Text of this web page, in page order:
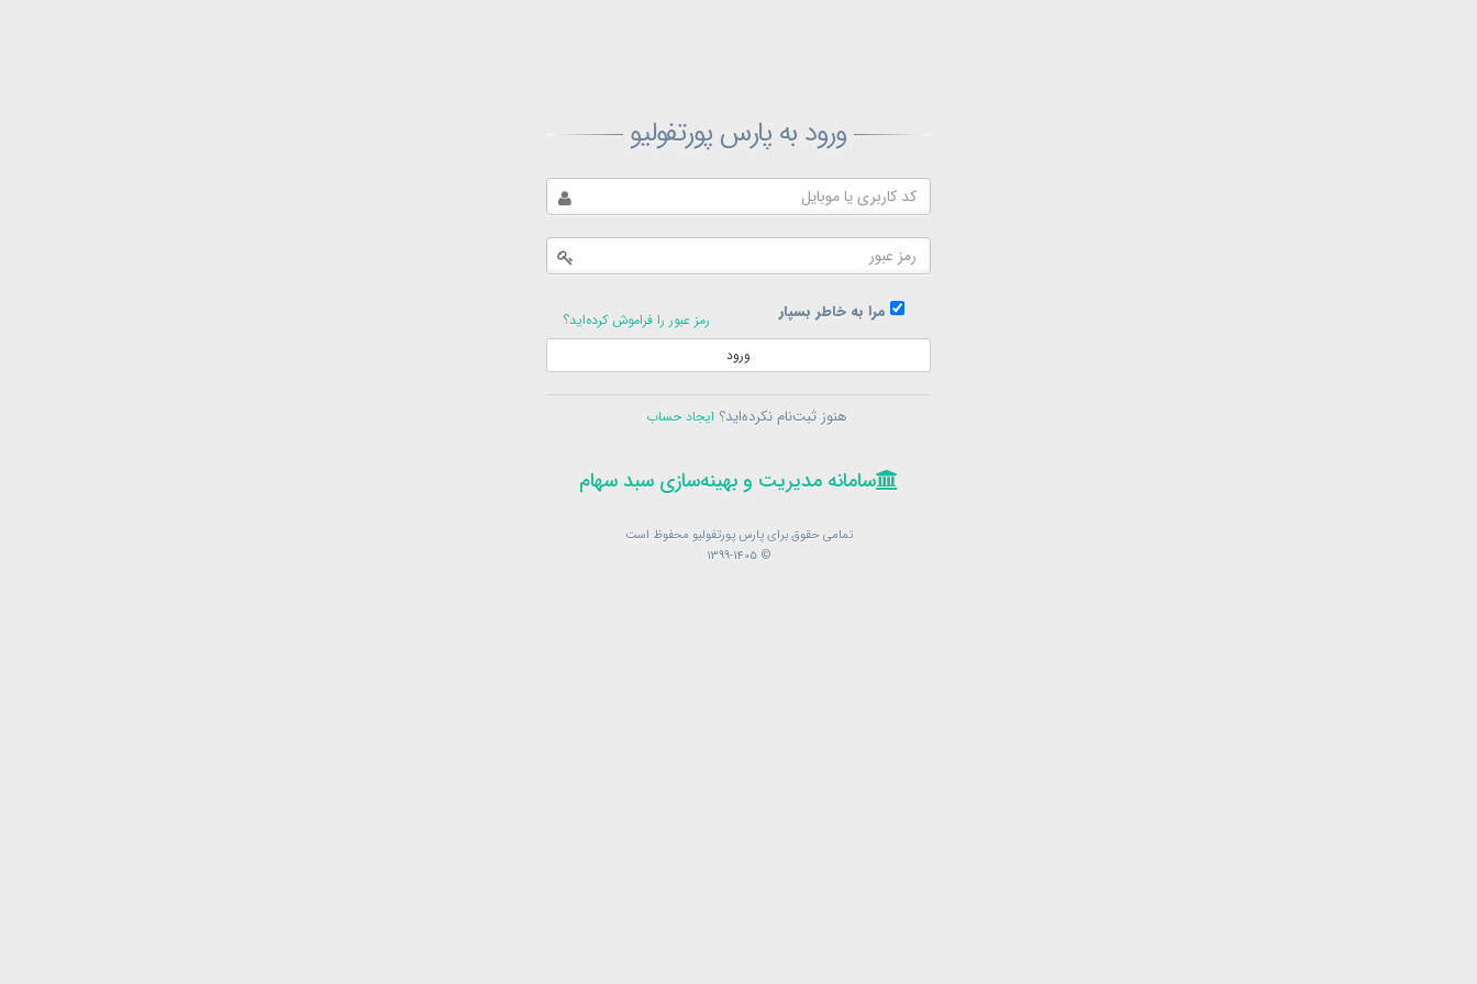
ورود به پارس پورتفولیو
مرا به خاطر بسپار
رمز عبور را فراموش کرده‌اید؟
ورود
هنوز ثبت‌نام نکرده‌اید؟ ایجاد حساب
سامانه مدیریت و بهینه‌سازی سبد سهام
تمامی حقوق برای پارس پورتفولیو محفوظ است
© 1399-1405
ثبت‌نام پارس پورتفولیو
ثبت‌نام
در حال حاضر عضو هستید؟فرم ورود
سامانه مدیریت و بهینه‌سازی سبد سهام
تمامی حقوق برای پارس پورتفولیو محفوظ است
© 1399-1405
بازیابی رمز پارس پورتفولیو
در حال حاضر عضو هستید؟
سامانه مدیریت و بهینه‌سازی سبد سهام
تمامی حقوق برای پارس پورتفولیو محفوظ است